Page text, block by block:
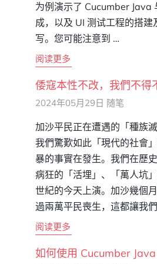
为例演示了 Cucumber Java
成，以及 UI 测试工程的搭建
写。您可能注意到 …
阅读更多
倭寇本性不改，我們不得
2024年05月29日 随笔
加沙平民正在遭遇的「種族
我們驚歎如此「現代的社會
暴的事實在發生。我們在歷
病狂的「活埋」、「萬人坑
世紀的今天上演。加沙幾個
過兩萬平民喪生，這都讓我
阅读更多
如何使用 Cucumber Java